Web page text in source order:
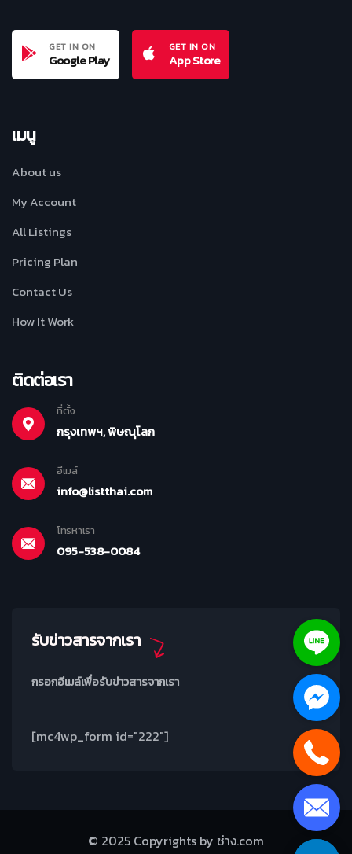
GET IN ON
Google Play
GET IN ON
App Store
เมนู
About us
My Account
All Listings
Pricing Plan
Contact Us
How It Work
ติดต่อเรา
ที่ตั้ง
กรุงเทพฯ, พิษณุโลก
อีเมล์
info@listthai.com
โทรหาเรา
095-538-0084
รับข่าวสารจากเรา
กรอกอีเมล์เพื่อรับข่าวสารจากเรา
[mc4wp_form id="222"]
© 2025 Copyrights by ช่าง.com